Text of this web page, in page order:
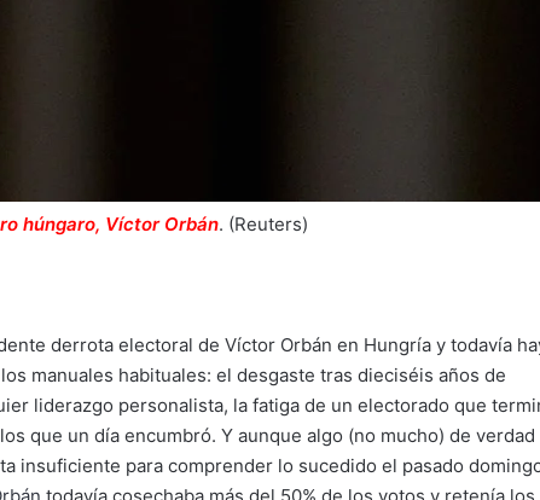
húngaro, Víctor Orbán. (Reuters)
derrota electoral de Víctor Orbán en Hungría y todavía
manuales habituales: el desgaste tras dieciséis años de
liderazgo personalista, la fatiga de un electorado que
que un día encumbró. Y aunque algo (no mucho) de verdad
insuficiente para comprender lo sucedido el pasado